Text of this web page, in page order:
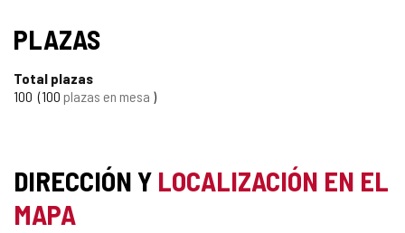
cuadernos
PLAZAS
Total plazas
100
100 plazas en mesa
DIRECCIÓN Y LOCALIZACIÓN EN EL
MAPA